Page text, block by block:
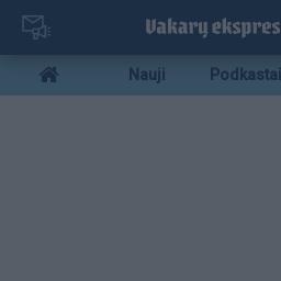
Pereiti
pagrindinį
turinį
Mobile
menu
Nauji Podkastai